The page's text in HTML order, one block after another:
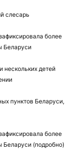
слесарь
более
Беларуси
нескольких детей
пунктов Беларуси,
более
Беларуси (подробно)